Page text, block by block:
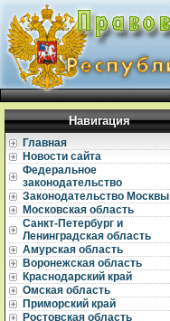
Навигация
Главная
Новости сайта
Федеральное
законодательство
Законодательство Москвы
Московская область
Санкт-Петербург и
Ленинградская область
Амурская область
Воронежская область
Краснодарский край
Омская область
Приморский край
Ростовская область